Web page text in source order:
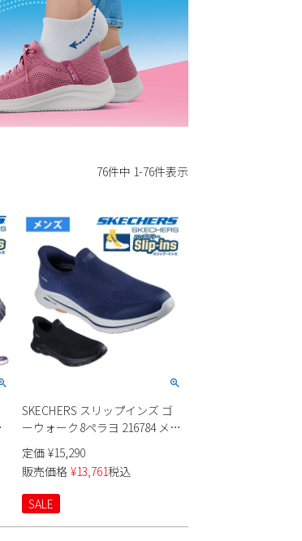
76件中 1-76件表示
SKECHERS スリップインズ ゴ
ーウォーク8ペラヨ 216784 メン
ズ
定価 ¥15,290
販売価格 ¥13,761税込
SALE